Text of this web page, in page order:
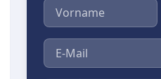
Vorname
E-Mail